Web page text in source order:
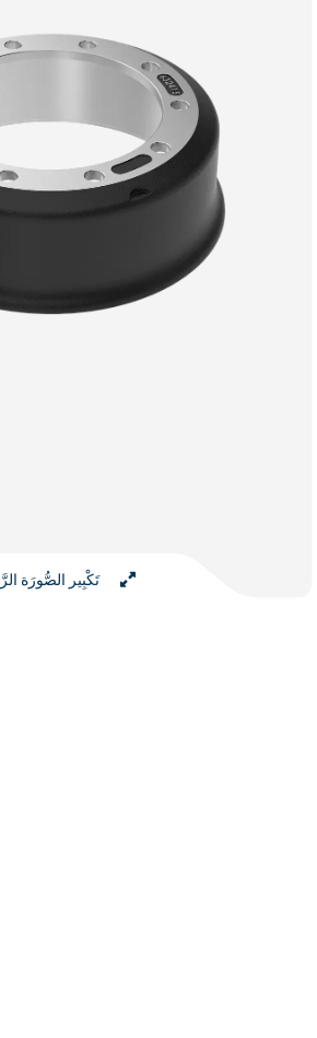
تَكْبِير الصُّورَة الرَّسْمِيَّة